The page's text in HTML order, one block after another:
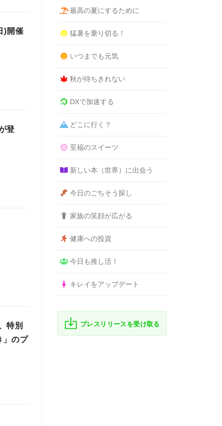
)開催
登
特別
」のプ
最高の夏にするために
猛暑を乗り切る！
いつまでも元気
秋が待ちきれない
DXで加速する
どこに行く？
至福のスイーツ
新しい本（世界）に出会う
今日のごちそう探し
家族の笑顔が広がる
健康への投資
今日も推し活！
キレイをアップデート
プレスリリースを受け取る